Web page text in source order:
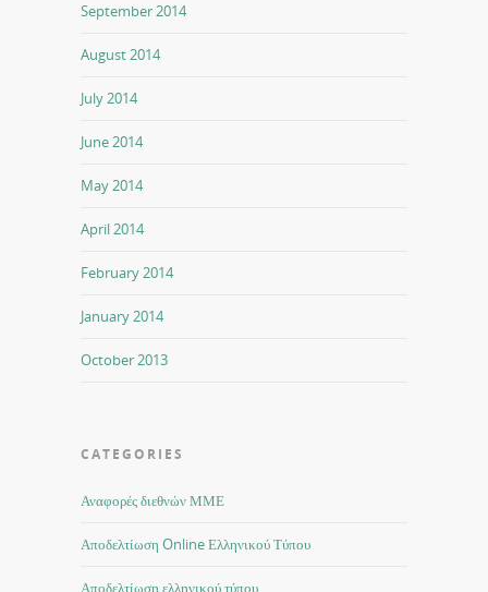
September 2014
August 2014
July 2014
June 2014
May 2014
April 2014
February 2014
January 2014
October 2013
CATEGORIES
Αναφορές διεθνών ΜΜΕ
Αποδελτίωση Online Ελληνικού Τύπου
Αποδελτίωση ελληνικού τύπου